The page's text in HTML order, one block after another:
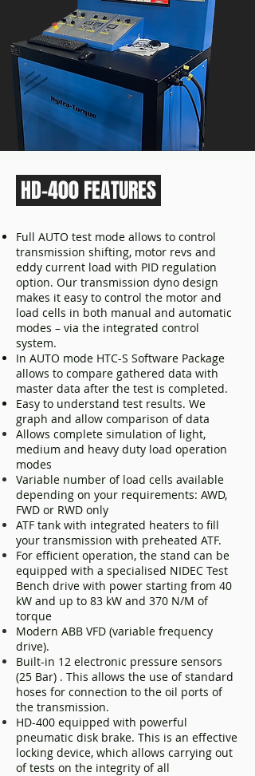
HD-400 FEATURES
Full AUTO test mode allows to control
transmission shifting, motor revs and
eddy current load with PID regulation
option. Our transmission dyno design
makes it easy to control the motor and
load cells in both manual and automatic
modes – via the integrated control
system.
In AUTO mode HTC-S Software Package
allows to compare gathered data with
master data after the test is completed.
Easy to understand test results. We
graph and allow comparison of data
Allows complete simulation of light,
medium and heavy duty load operation
modes
Variable number of load cells available
depending on your requirements: AWD,
FWD or RWD only
ATF tank with integrated heaters to fill
your transmission with preheated ATF.
For efficient operation, the stand can be
equipped with a specialised NIDEC Test
Bench drive with power starting from 40
kW and up to 83 kW and 370 N/M of
torque
Modern ABB VFD (variable frequency
drive).
Built-in 12 electronic pressure sensors
(25 Bar) . This allows the use of standard
hoses for connection to the oil ports of
the transmission.
HD-400 equipped with powerful
pneumatic disk brake. This is an effective
locking device, which allows carrying out
of tests on the integrity of all